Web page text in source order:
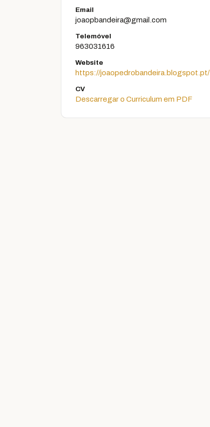
Email
joaopbandeira@gmail.com
Telemóvel
963031616
Website
https://joaopedrobandeira.blogspot.pt/
CV
Descarregar o Curriculum em PDF